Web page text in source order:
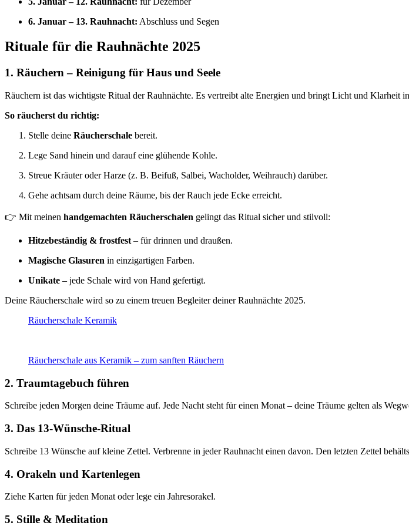
6. Januar – 13. Rauhnacht: Abschluss und Segen
Rituale für die Rauhnächte 2025
1. Räuchern – Reinigung für Haus und Seele
Räuchern ist das wichtigste Ritual der Rauhnächte. Es vertreibt alte Energien und bringt Licht und Klarheit
So räucherst du richtig:
Stelle deine Räucherschale bereit.
Lege Sand hinein und darauf eine glühende Kohle.
Streue Kräuter oder Harze (z. B. Beifuß, Salbei, Wacholder, Weihrauch) darüber.
Gehe achtsam durch deine Räume, bis der Rauch jede Ecke erreicht.
👉 Mit meinen handgemachten Räucherschalen gelingt das Ritual sicher und stilvoll:
Hitzebeständig & frostfest – für drinnen und draußen.
Magische Glasuren in einzigartigen Farben.
Unikate – jede Schale wird von Hand gefertigt.
Deine Räucherschale wird so zu einem treuen Begleiter deiner Rauhnächte 2025.
Räucherschale Keramik
Räucherschale aus Keramik – zum sanften Räuchern
2. Traumtagebuch führen
Schreibe jeden Morgen deine Träume auf. Jede Nacht steht für einen Monat – deine Träume gelten als
3. Das 13-Wünsche-Ritual
Schreibe 13 Wünsche auf kleine Zettel. Verbrenne in jeder Rauhnacht einen davon. Den letzten Zettel
4. Orakeln und Kartenlegen
Ziehe Karten für jeden Monat oder lege ein Jahresorakel.
5. Stille & Meditation